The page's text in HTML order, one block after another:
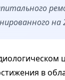
на
в